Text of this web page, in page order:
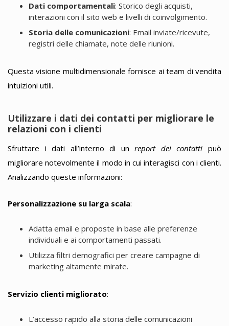
Dati comportamentali: Storico degli acquisti,
interazioni con il sito web e livelli di coinvolgimento.
Storia delle comunicazioni: Email inviate/ricevute,
registri delle chiamate, note delle riunioni.
Questa visione multidimensionale fornisce ai team di vendita
intuizioni utili.
Utilizzare i dati dei contatti per migliorare le
relazioni con i clienti
Sfruttare i dati all’interno di unreport dei contatti può
migliorare notevolmente il modo in cui interagisci con i clienti.
Analizzando queste informazioni:
Personalizzazione su larga scala:
Adatta email e proposte in base alle preferenze
individuali e ai comportamenti passati.
Utilizza filtri demografici per creare campagne di
marketing altamente mirate.
Servizio clienti migliorato:
L’accesso rapido alla storia delle comunicazioni